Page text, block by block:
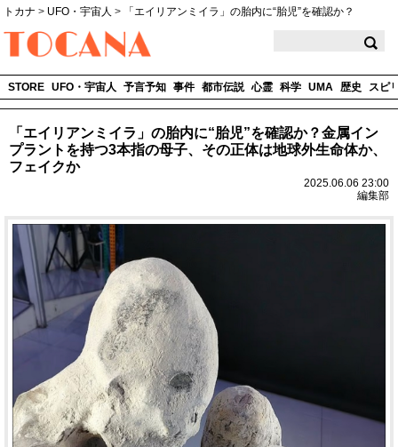
トカナ > UFO・宇宙人 >
「エイリアンミイラ」の胎内に“胎児”を確認か？
STORE UFO・宇宙人 予言予知 事件 都市伝説 心霊 科学 UMA 歴史 スピ
「エイリアンミイラ」の胎内に“胎児”を確認か？金属イン
プラントを持つ3本指の母子、その正体は地球外生命体か、
フェイクか
2025.06.06 23:00
編集部